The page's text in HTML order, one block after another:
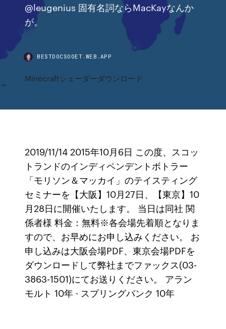
@leugenius 固有名詞ならMacKayなんか
が。
BESTDOCSOOET.WEB.APP
Minecraftシェーダーダウンロード
2019/11/14 2015年10月6日 この度、スコッ
トランドのインディペンデントボトラー
「モリソン＆マッカイ」のテイスティング
セミナーを【大阪】10月27日、【東京】10
月28日に開催いたします。 当日は同社 関
係者様 料金：無料※各会場先着順となりま
すので、お早めにお申し込みください。 お
申し込みは大阪会場PDF、東京会場PDFを
ダウンロードして弊社までファックス(03-
3863-1501)にてお送りください。 アラン
モルト 10年 · スプリングバンク 10年